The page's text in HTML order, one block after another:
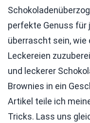
perfekte Genuss für
überrascht sein,
Leckereien
und leckerer
Brownies in ein
Artikel teile ich
Tricks. Lass uns